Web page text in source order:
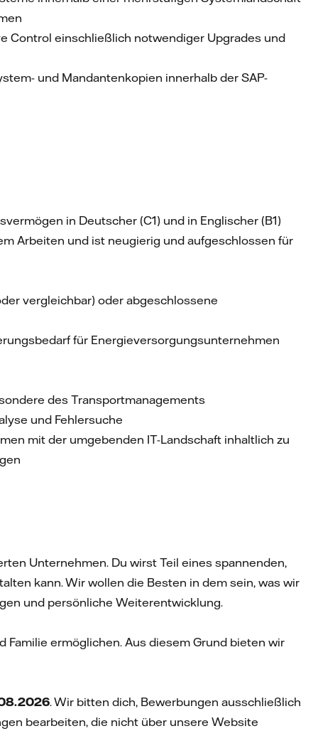
Control einschließlich notwendiger Upgrades und
und Mandantenkopien innerhalb der SAP-
in Deutscher (C1) und in Englischer (B1)
Arbeiten und ist neugierig und aufgeschlossen für
vergleichbar) oder abgeschlossene
für Energieversorgungsunternehmen
des Transportmanagements
und Fehlersuche
mit der umgebenden IT-Landschaft inhaltlich zu
Unternehmen. Du wirst Teil eines spannenden,
kann. Wir wollen die Besten in dem sein, was wir
und persönliche Weiterentwicklung.
ermöglichen. Aus diesem Grund bieten wir
. Wir bitten dich, Bewerbungen ausschließlich
bearbeiten, die nicht über unsere Website